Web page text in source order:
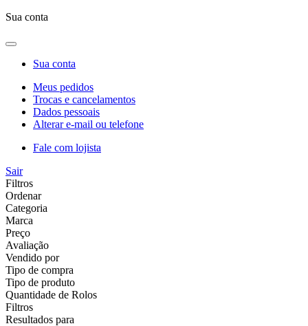
Sua conta
Sua conta
Meus pedidos
Trocas e cancelamentos
Dados pessoais
Alterar e-mail ou telefone
Fale com lojista
Sair
Filtros
Ordenar
Categoria
Marca
Preço
Avaliação
Vendido por
Tipo de compra
Tipo de produto
Quantidade de Rolos
Filtros
Resultados para